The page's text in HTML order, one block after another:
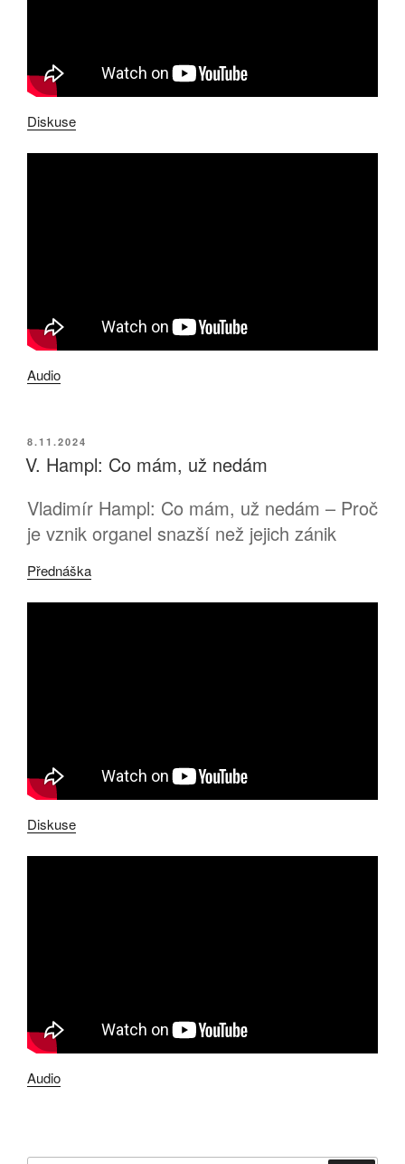
Diskuse
Audio
PUBLIKOVÁNO
8.11.2024
V. Hampl: Co mám, už nedám
Vladimír Hampl: Co mám, už nedám – Proč
je vznik organel snazší než jejich zánik
Přednáška
Diskuse
Audio